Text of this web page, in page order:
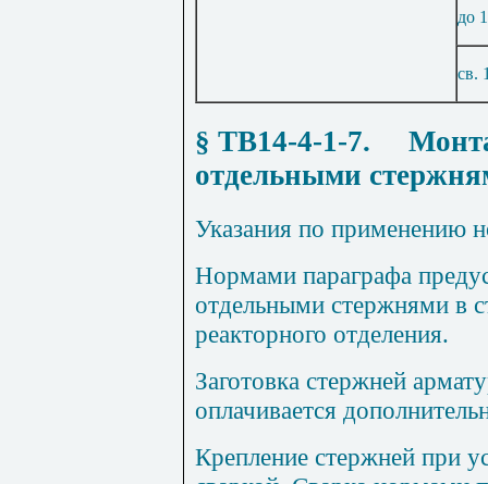
до
св.
§ ТВ14-4-1-7.
отдельными
Указания по применению
Нормами параграфа
отдельными стержнями в
реакторного отделения.
Заготовка стержней
оплачивается
Крепление стержней при